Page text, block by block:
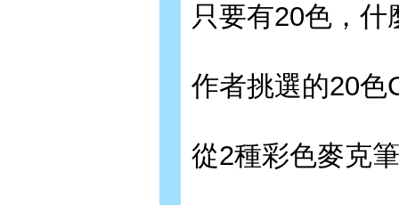
只要有20色，
作者挑選的20色
從2種彩色麥克